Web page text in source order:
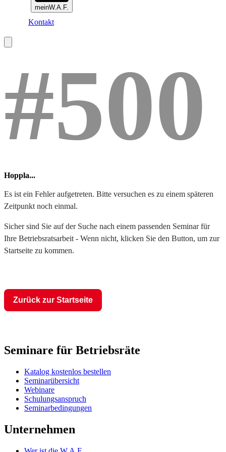
meinW.A.F.
Kontakt
#500
Hoppla...
Es ist ein Fehler aufgetreten. Bitte versuchen es zu einem späteren
Zeitpunkt noch einmal.
Sicher sind Sie auf der Suche nach einem passenden Seminar für
Ihre Betriebsratsarbeit - Wenn nicht, klicken Sie den Button, um zur
Startseite zu kommen.
Zurück zur Startseite
Seminare für Betriebsräte
Katalog kostenlos bestellen
Seminarübersicht
Webinare
Schulungsanspruch
Seminarbedingungen
Unternehmen